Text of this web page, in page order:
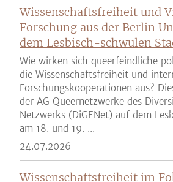
Wissenschaftsfreiheit und
Forschung aus der Berlin
dem Lesbisch-schwulen
Wie wirken sich queerfeindliche
die Wissenschaftsfreiheit und
Forschungskooperationen aus?
der AG Queernetzwerke des
Netzwerks (DiGENet) auf dem
am 18. und 19. ...
24.07.2026
Wissenschaftsfreiheit im